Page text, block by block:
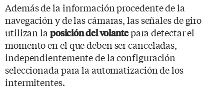
Además de la información procedente de la
navegación y de las cámaras, las señales de giro
utilizan la posición del volantepara detectar el
momento en el que deben ser canceladas,
independientemente de la configuración
seleccionada para la automatización de los
intermitentes.